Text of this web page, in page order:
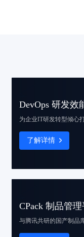
DevOps 研发效
为企业IT研发转型倾心
了解详情
CPack 制品管理
与腾讯共研的国产制品